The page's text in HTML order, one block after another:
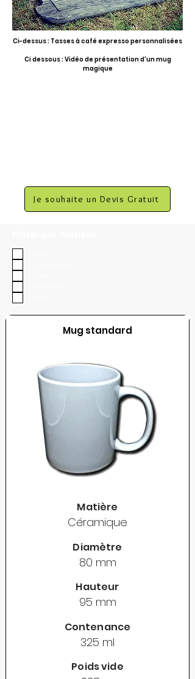
Ci-dessus : Tasses à café expresso personnalisées
Ci dessous : Vidéo de présentation d'un mug
magique
Je souhaite un Devis Gratuit
Mug standard
Matière
Céramique
Diamètre
80 mm
Hauteur
95 mm
Contenance
325 ml
Poids vide